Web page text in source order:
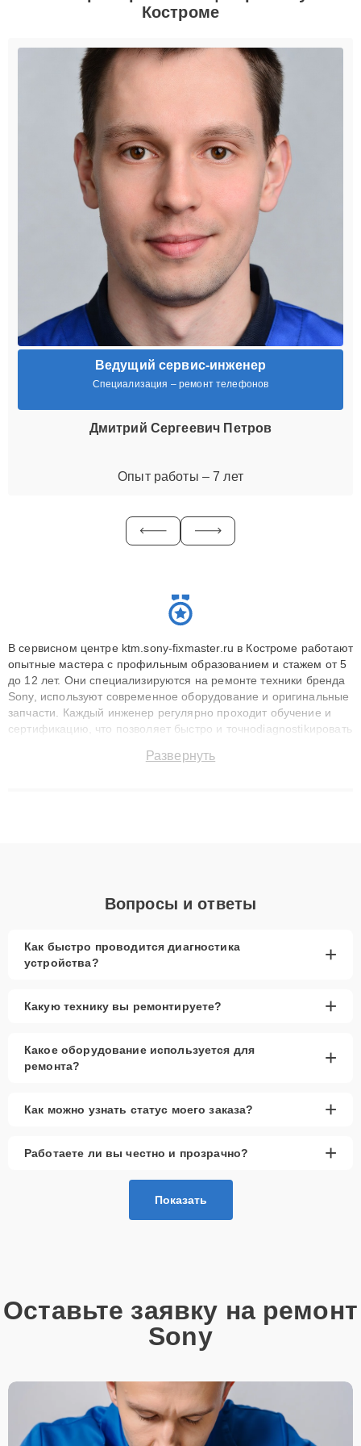
Костроме
Ведущий сервис-инженер
Специализация – ремонт телефонов
Дмитрий Сергеевич Петров
Опыт работы – 7 лет
В сервисном центре ktm.sony-fixmaster.ru в Костроме работают
опытные мастера с профильным образованием и стажем от 5
до 12 лет. Они специализируются на ремонте техники бренда
Sony, используют современное оборудование и оригинальные
запчасти. Каждый инженер регулярно проходит обучение и
сертификацию, что позволяет быстро и точноdiagnostikировать
до 3 лет. Наши мастера решают сложные случаи: от замены
Развернуть
Вопросы и ответы
Как быстро проводится диагностика
устройства?
+
Какую технику вы ремонтируете? +
Какое оборудование используется для
ремонта?
+
Как можно узнать статус моего заказа? +
Работаете ли вы честно и прозрачно? +
Показать
Оставьте заявку на ремонт
Sony